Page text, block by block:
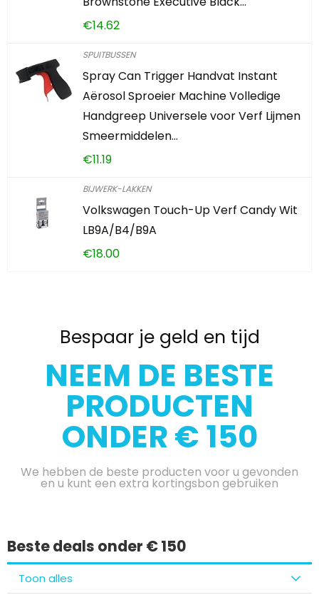
€14.62
SPUITBUSSEN
Spray Can Trigger Handvat Instant
Aërosol Sproeier Machine Volledige
Handgreep Universele voor Verf Lijmen
Smeermiddelen…
€11.19
BIJWERK-LAKKEN
Volkswagen Touch-Up Verf Candy Wit
LB9A/B4/B9A
€18.00
Bespaar je geld en tijd
NEEM DE BESTE
PRODUCTEN
ONDER € 150
We hebben de beste producten voor u gevonden
en u kunt een extra kortingsbon gebruiken
Beste deals onder € 150
Toon alles